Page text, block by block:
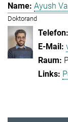
Ayush
Doktorand